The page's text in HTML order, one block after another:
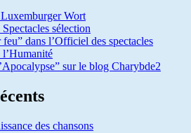
Luxemburger Wort
sélection
dans l’Officiel des spectacles
l’Humanité
sur le blog Charybde2
des chansons